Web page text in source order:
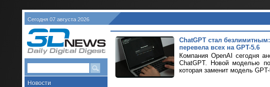
Сегодня 07 августа 2026
Новости
ChatGPT стал
перевела всех на GPT-5.6
Компания OpenAI сегодня
ChatGPT. Новой моделью
которая заменит модель